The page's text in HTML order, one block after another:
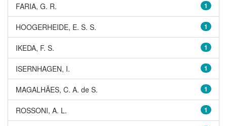
1
FARIA, G. R.
1
HOOGERHEIDE, E. S. S.
1
IKEDA, F. S.
1
ISERNHAGEN, I.
1
MAGALHÃES, C. A. de S.
1
ROSSONI, A. L.